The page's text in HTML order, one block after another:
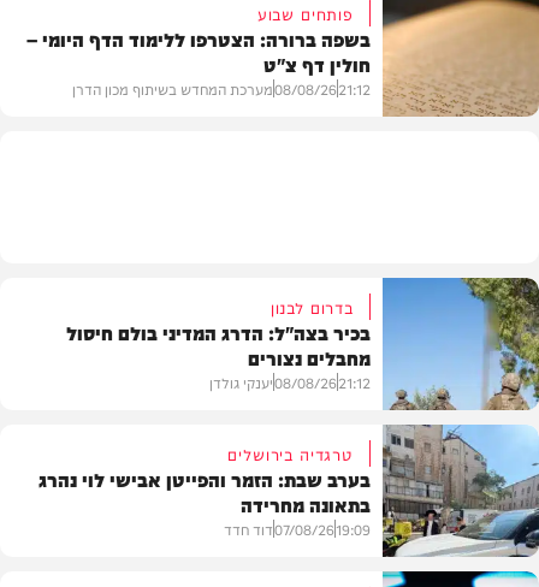
פותחים שבוע
בשפה ברורה: הצטרפו ללימוד הדף היומי –
חולין דף צ"ט
21:12
08/08/26מערכת המחדש בשיתוף מכון הדרן
חדשות
בדרום לבנון
בכיר בצה"ל: הדרג המדיני בולם חיסול
מחבלים נצורים
21:12
08/08/26יענקי גולדן
טרגדיה בירושלים
בערב שבת: הזמר והפייטן אבישי לוי נהרג
בתאונה מחרידה
19:09
07/08/26דוד חדד